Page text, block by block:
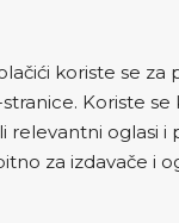
koriste se za
Koriste se
relevantni oglasi i
za izdavače i